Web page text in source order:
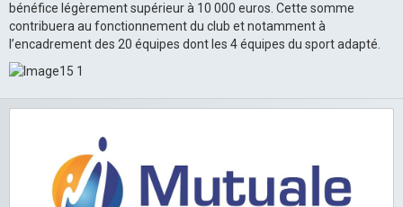
Sondages
bénéfice légèrement supérieur à 10 000 euros. Cette somme
contribuera au fonctionnement du club et notamment à
l’encadrement des 20 équipes dont les 4 équipes du sport adapté.